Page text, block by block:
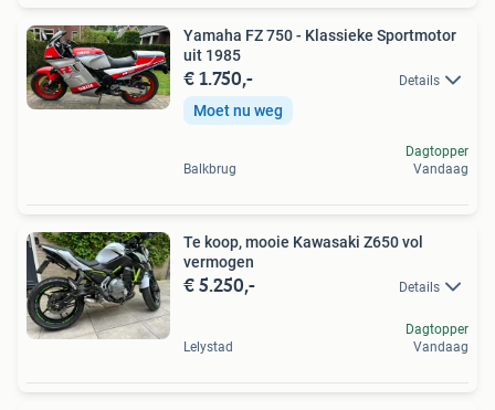
Yamaha FZ 750 - Klassieke Sportmotor
uit 1985
€ 1.750,- Details
Moet nu weg
Balkbrug
Dagtopper
Vandaag
Te koop, mooie Kawasaki Z650 vol
vermogen
€ 5.250,- Details
Lelystad
Dagtopper
Vandaag